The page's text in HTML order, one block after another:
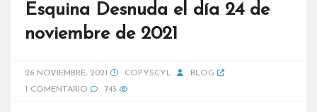
Esquina Desnuda el día 24 de
noviembre de 2021
26 NOVIEMBRE, 2021 COPYSCYL
BLOG
1 COMENTARIO
743